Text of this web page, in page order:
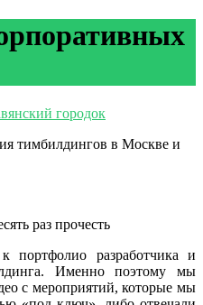
тимбилдингов в Москве и
раз прочесть
разработчика и
Именно поэтому мы
с мероприятий, которые мы